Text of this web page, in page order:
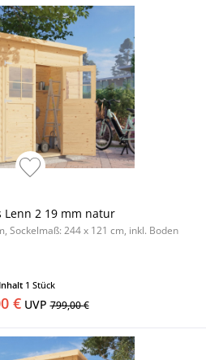
Lenn 2 19 mm natur
Sockelmaß: 244 x 121 cm, inkl. Boden
Inhalt 1 Stück
€UVP799,00 €